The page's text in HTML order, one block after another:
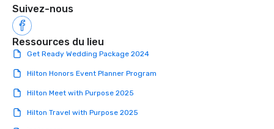
business too, and we know you’re
looking for the best rental and event
value, and we’re proud to say that
Premiere is that best-value option. At
Premiere, our industry experience,
proven expertise, rental product
makes life easier for event planners,
meeting planners and destination
Suivez-nous
Ressources du lieu
Get Ready Wedding Package 2024
Hilton Honors Event Planner Program
Hilton Meet with Purpose 2025
Hilton Travel with Purpose 2025